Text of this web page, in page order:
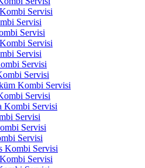
Servisi
Servisi
Servisi
Servisi
Servisi
Servisi
Servisi
Kombi Servisi
Servisi
Kombi Servisi
Servisi
Servisi
Servisi
Kombi Servisi
Servisi